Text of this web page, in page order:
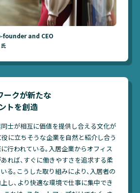
founder and CEO
氏
ークが新たな
トを創造
同士が相互に価値を提供し合える文化が
役に立ちそうな企業を自然と紹介し合う
行われている。入居企業からオフィス
れば、すぐに働きやすさを追求する柔
る。こうした取り組みにより、入居者の
し、より快適な環境で仕事に集中でき